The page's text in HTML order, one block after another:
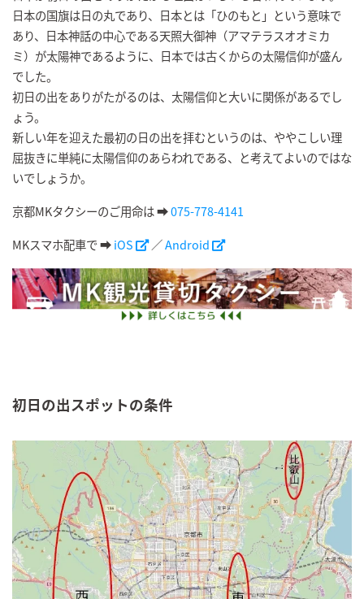
日本の国旗は日の丸であり、日本とは「ひのもと」という意味で
あり、日本神話の中心である天照大御神（アマテラスオオミカ
ミ）が太陽神であるように、日本では古くからの太陽信仰が盛ん
でした。
初日の出をありがたがるのは、太陽信仰と大いに関係があるでし
ょう。
新しい年を迎えた最初の日の出を拝むというのは、ややこしい理
屈抜きに単純に太陽信仰のあらわれである、と考えてよいのではな
いでしょうか。
京都MKタクシーのご用命は➡075-778-4141
MKスマホ配車で ➡iOS ／Android
初日の出スポットの条件